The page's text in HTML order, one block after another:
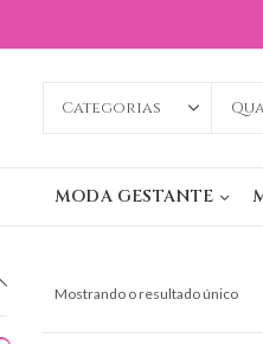
MODA GESTANTE
Mostrando o resultado único